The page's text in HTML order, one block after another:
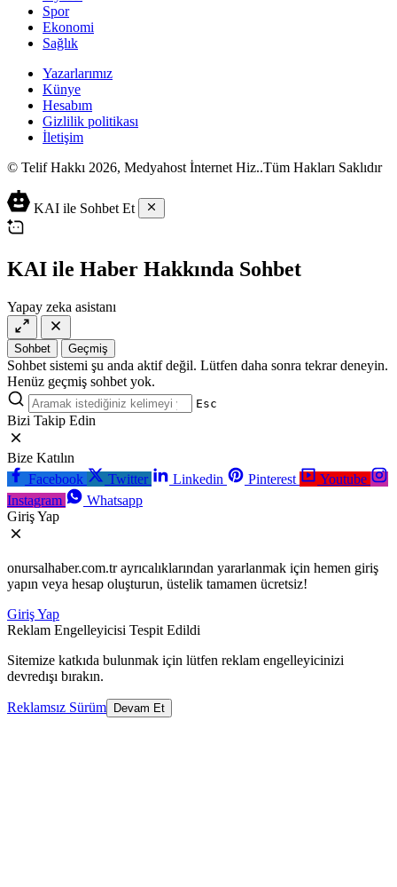
Spor
Ekonomi
Sağlık
Yazarlarımız
Künye
Hesabım
Gizlilik politikası
İletişim
© Telif Hakkı 2026, Medyahost İnternet Hiz..Tüm Hakları Saklıdır
casino
siteleri
casino
2023
lordcasino
canlı
casino
siteleri
iyi
casino
vdcasino
vdcasino
giriş
vdcasino
resmi
ev
yapımı
salça
KAI ile Sohbet Et
KAI ile Haber Hakkında Sohbet
Yapay zeka asistanı
Sohbet Geçmiş
Sohbet sistemi şu anda aktif değil. Lütfen daha sonra tekrar deneyin.
Henüz geçmiş sohbet yok.
Esc
Bizi Takip Edin
Bize Katılın
Facebook
Twitter Linkedin Pinterest
Youtube
Instagram
Whatsapp
Giriş Yap
onursalhaber.com.tr ayrıcalıklarından yararlanmak için hemen giriş
yapın veya hesap oluşturun, üstelik tamamen ücretsiz!
Giriş Yap
Reklam Engelleyicisi Tespit Edildi
Sitemize katkıda bulunmak için lütfen reklam engelleyicinizi
devredışı bırakın.
Reklamsız Sürüm Devam Et